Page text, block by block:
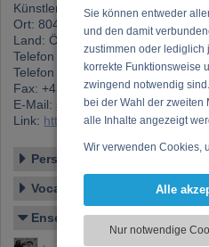
Sie können entweder
und den damit
zustimmen oder lediglich
korrekte Funktionsweise
zwingend notwendig
bei der Wahl der zweiten
alle Inhalte angezeigt
Wir verwenden Cookies,
Funktionen für soziale
zu analysieren. Dabei
Informationen zu Ihrer
Alle
Nur notwendige
Künstlername: Seiler, Stefan
Ort: 8042 Graz
Land: Österreich
Telefon 1: +43 (0)660 466 44 48
Telefon 2: +43 (0)676 917 70 04
Fax: +43 (0)316 225 16 7 - 15
E-Mail:
stefan.seiler@chello.at
Link: https://www.musikergilde.at/
Personen-Details
Vocal – Instrumental –
Ensembles